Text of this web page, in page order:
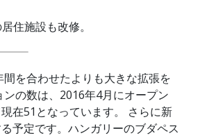
住施設も改修。
を合わせたよりも大きな拡張を
の数は、2016年4月にオープン
在51となっています。 さらに新
予定です。ハンガリーのブダペス